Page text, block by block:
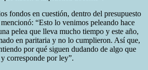
fondos en cuestión, dentro del presupuesto
“Esto lo venimos peleando hace
pelea que lleva mucho tiempo y este año,
en paritaria y no lo cumplieron. Así que,
por qué siguen dudando de algo que
corresponde por ley”.